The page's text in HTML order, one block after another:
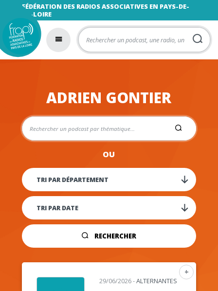
FÉDÉRATION DES RADIOS ASSOCIATIVES EN PAYS-DE-
LA-LOIRE
ADRIEN GONTIER
OU
RECHERCHER
+
29/06/2026-ALTERNANTES